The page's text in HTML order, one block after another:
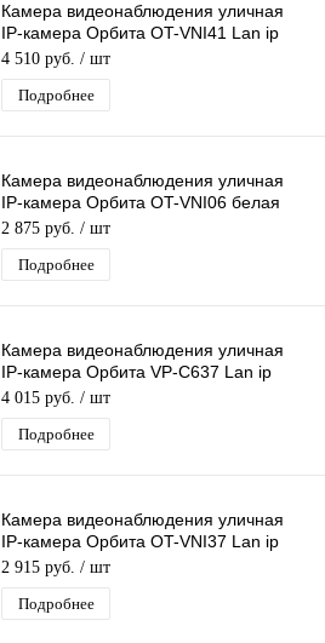
Камера видеонаблюдения уличная
IP-камера Орбита OT-VNI41 Lan ip
камера 5 Mpix 2,8-12мм для дома и
др
4 510 руб. / шт
Подробнее
Камера видеонаблюдения уличная
IP-камера Орбита OT-VNI06 белая
Lan видеокамера 4 Mpix 3,6мм
металл
2 875 руб. / шт
Подробнее
Камера видеонаблюдения уличная
IP-камера Орбита VP-C637 Lan ip
видеокамера 1 Mpix 3,6мм
4 015 руб. / шт
Подробнее
Камера видеонаблюдения уличная
IP-камера Орбита OT-VNI37 Lan ip
камера 2 Mpix 3,6мм для дома и др
2 915 руб. / шт
Подробнее